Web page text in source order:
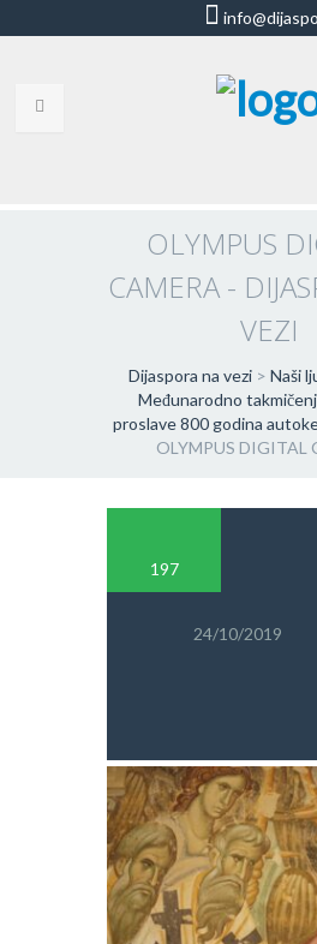
BLOG
VIDEO
KORISNE ADRESE
KONTAKT
OLYMPUS
CAMERA -
VEZI
Dijaspora na vezi > Naši
Međunarodno
proslave 800 godina
OLYMPUS DIGITAL
197
24/10/2019